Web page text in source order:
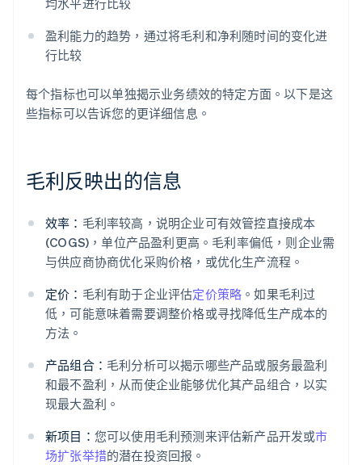
均水平进行比较
盈利能力的趋势，通过将毛利和净利随时间的变化进
行比较
每个指标也可以单独揭示业务绩效的特定方面。以下是这
些指标可以告诉您的更详细信息。
毛利反映出的信息
效率： 毛利率较高，说明企业可有效管控直接成本
(COGS)，单位产品盈利更高。毛利率偏低，则企业需
与供应商协商优化采购价格，或优化生产流程。
定价： 毛利有助于企业评估定价策略 。如果毛利过
低，可能意味着需要调整价格或寻找降低生产成本的
方法。
产品组合： 毛利分析可以揭示哪些产品或服务最盈利
和最不盈利，从而使企业能够优化其产品组合，以实
现最大盈利。
新项目： 您可以使用毛利预测来评估新产品开发或市
场扩张举措的潜在投资回报。